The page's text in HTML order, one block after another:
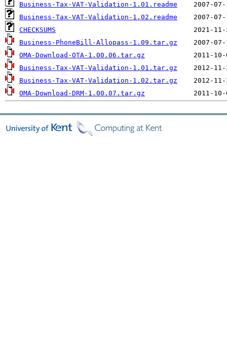
Business-Tax-VAT-Validation-1.01.readme
Business-Tax-VAT-Validation-1.02.readme
CHECKSUMS
Business-PhoneBill-Allopass-1.09.tar.gz
OMA-Download-OTA-1.00.06.tar.gz
Business-Tax-VAT-Validation-1.01.tar.gz
Business-Tax-VAT-Validation-1.02.tar.gz
OMA-Download-DRM-1.00.07.tar.gz